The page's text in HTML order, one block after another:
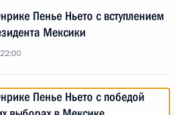
Пенье Ньето с вступлением
Мексики
Пенье Ньето с победой